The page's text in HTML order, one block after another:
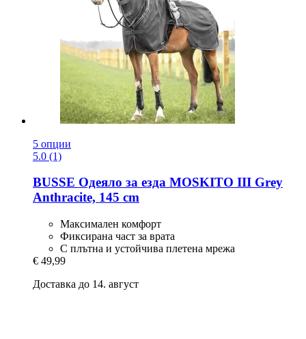
5 опции
5.0 (1)
BUSSE Одеяло за езда MOSKITO III Grey
Anthracite, 145 cm
Максимален комфорт
Фиксирана част за врата
С плътна и устойчива плетена мрежа
€ 49,99
Доставка до 14. август